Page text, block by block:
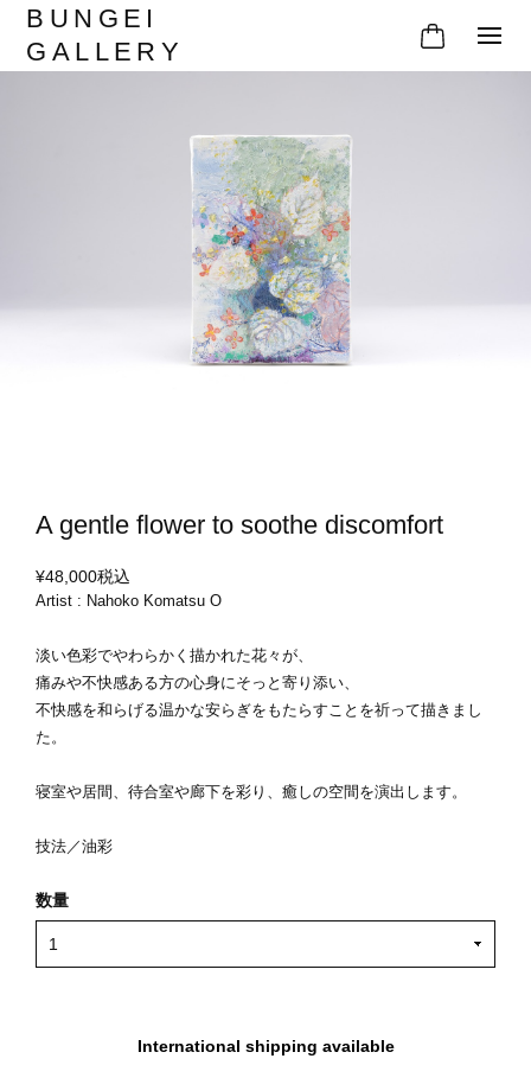
BUNGEI
GALLERY
A gentle flower to soothe discomfort
¥48,000税込
Artist : Nahoko Komatsu O
淡い色彩でやわらかく描かれた花々が、
痛みや不快感ある方の心身にそっと寄り添い、
不快感を和らげる温かな安らぎをもたらすことを祈って描きまし
た。
寝室や居間、待合室や廊下を彩り、癒しの空間を演出します。
技法／油彩
数量
International shipping available